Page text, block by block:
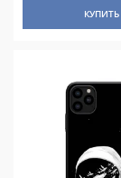
КУПИТЬ